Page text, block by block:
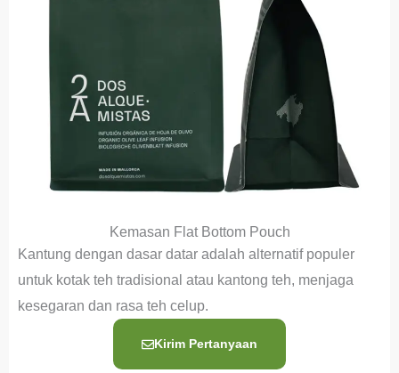
Kemasan Flat Bottom Pouch
Kantung dengan dasar datar adalah alternatif populer
untuk kotak teh tradisional atau kantong teh, menjaga
kesegaran dan rasa teh celup.
Kirim Pertanyaan